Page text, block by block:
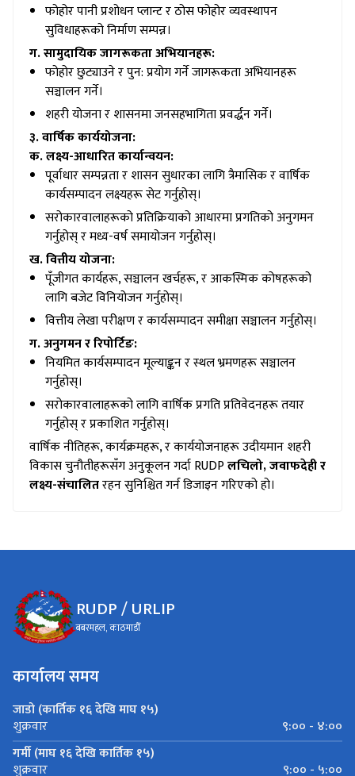
फोहोर पानी प्रशोधन प्लान्ट र ठोस फोहोर व्यवस्थापन
सुविधाहरूको निर्माण सम्पन्न।
ग. सामुदायिक जागरूकता अभियानहरू:
फोहोर छुट्याउने र पुन: प्रयोग गर्ने जागरूकता अभियानहरू
सञ्चालन गर्ने।
शहरी योजना र शासनमा जनसहभागिता प्रवर्द्धन गर्ने।
३. वार्षिक कार्ययोजना:
क. लक्ष्य-आधारित कार्यान्वयन:
पूर्वाधार सम्पन्नता र शासन सुधारका लागि त्रैमासिक र वार्षिक
कार्यसम्पादन लक्ष्यहरू सेट गर्नुहोस्।
सरोकारवालाहरूको प्रतिक्रियाको आधारमा प्रगतिको अनुगमन
गर्नुहोस् र मध्य-वर्ष समायोजन गर्नुहोस्।
ख. वित्तीय योजना:
पूँजीगत कार्यहरू, सञ्चालन खर्चहरू, र आकस्मिक कोषहरूको
लागि बजेट विनियोजन गर्नुहोस्।
वित्तीय लेखा परीक्षण र कार्यसम्पादन समीक्षा सञ्चालन गर्नुहोस्।
ग. अनुगमन र रिपोर्टिङ:
नियमित कार्यसम्पादन मूल्याङ्कन र स्थल भ्रमणहरू सञ्चालन
गर्नुहोस्।
सरोकारवालाहरूको लागि वार्षिक प्रगति प्रतिवेदनहरू तयार
गर्नुहोस् र प्रकाशित गर्नुहोस्।
वार्षिक नीतिहरू, कार्यक्रमहरू, र कार्ययोजनाहरू उदीयमान शहरी
विकास चुनौतीहरूसँग अनुकूलन गर्दा RUDPलचिलो, जवाफदेही र
लक्ष्य-संचालितरहन सुनिश्चित गर्न डिजाइन गरिएको हो।
RUDP / URLIP
बबरमहल, काठमाडौँ
कार्यालय समय
जाडो (कार्तिक १६ देखि माघ १५)
शुक्रवार
९:०० - ४:००
गर्मी (माघ १६ देखि कार्तिक १५)
शुक्रवार ९:०० - ५:००